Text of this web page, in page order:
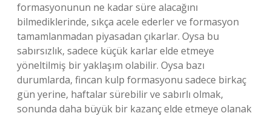
formasyonunun ne kadar süre alacağını
bilmediklerinde, sıkça acele ederler ve formasyon
tamamlanmadan piyasadan çıkarlar. Oysa bu
sabırsızlık, sadece küçük karlar elde etmeye
yöneltilmiş bir yaklaşım olabilir. Oysa bazı
durumlarda, fincan kulp formasyonu sadece birkaç
gün yerine, haftalar sürebilir ve sabırlı olmak,
sonunda daha büyük bir kazanç elde etmeye olanak